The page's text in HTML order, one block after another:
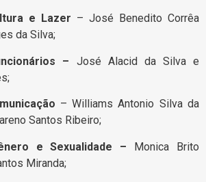
e Lazer – José Benedito Corrêa
da Silva;
– José Alacid da Silva e
– Williams Antonio Silva da
Santos Ribeiro;
e Sexualidade – Monica Brito
Miranda;